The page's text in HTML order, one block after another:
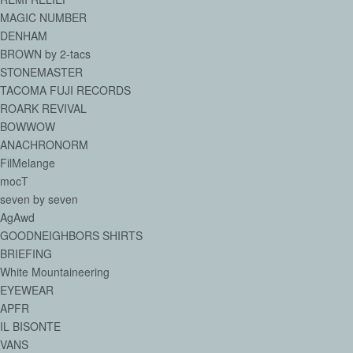
MAGIC NUMBER
DENHAM
BROWN by 2-tacs
STONEMASTER
TACOMA FUJI RECORDS
ROARK REVIVAL
BOWWOW
ANACHRONORM
FilMelange
mocT
seven by seven
AgAwd
GOODNEIGHBORS SHIRTS
BRIEFING
White Mountaineering
EYEWEAR
APFR
IL BISONTE
VANS